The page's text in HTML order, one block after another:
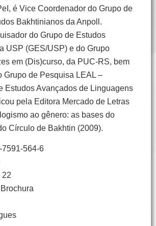
é Vice Coordenador do Grupo de
Bakhtinianos da Anpoll.
do Grupo de Estudos
USP (GES/USP) e do Grupo
em (Dis)curso, da PUC-RS, bem
Grupo de Pesquisa LEAL –
Estudos Avançados de Linguagens
pela Editora Mercado de Letras
ao gênero: as bases do
Círculo de Bakhtin (2009).
7591-564-6
22